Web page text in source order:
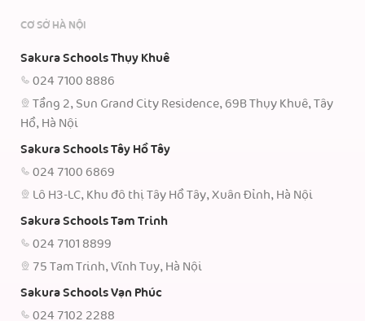
CƠ SỞ HÀ NỘI
Sakura Schools Thụy Khuê
024 7100 8886
Tầng 2, Sun Grand City Residence, 69B Thụy Khuê, Tây
Hồ, Hà Nội
Sakura Schools Tây Hồ Tây
024 7100 6869
Lô H3-LC, Khu đô thị Tây Hồ Tây, Xuân Đỉnh, Hà Nội
Sakura Schools Tam Trinh
024 7101 8899
75 Tam Trinh, Vĩnh Tuy, Hà Nội
Sakura Schools Vạn Phúc
024 7102 2288